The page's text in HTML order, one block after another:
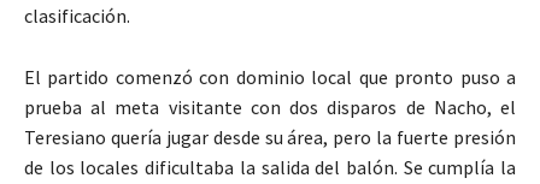
clasificación.
El partido comenzó con dominio local que pronto puso a
prueba al meta visitante con dos disparos de Nacho, el
Teresiano quería jugar desde su área, pero la fuerte presión
de los locales dificultaba la salida del balón. Se cumplía la